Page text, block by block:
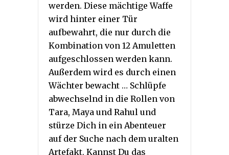
werden. Diese mächtige Waffe
wird hinter einer Tür
aufbewahrt, die nur durch die
Kombination von 12 Amuletten
aufgeschlossen werden kann.
Außerdem wird es durch einen
Wächter bewacht … Schlüpfe
abwechselnd in die Rollen von
Tara, Maya und Rahul und
stürze Dich in ein Abenteuer
auf der Suche nach dem uralten
Artefakt. Kannst Du das